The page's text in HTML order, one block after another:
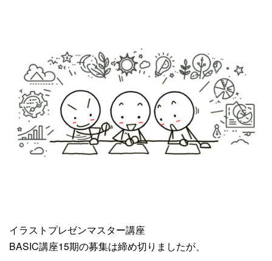
イラストプレゼンマスター講座
BASIC講座15期の募集は締め切りましたが、